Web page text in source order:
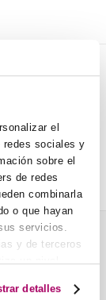
el
redes sociales y
sobre el
de redes
combinarla
o que hayan
servicios.
y de terceros
un nivel
publicidad
detalles
pour la